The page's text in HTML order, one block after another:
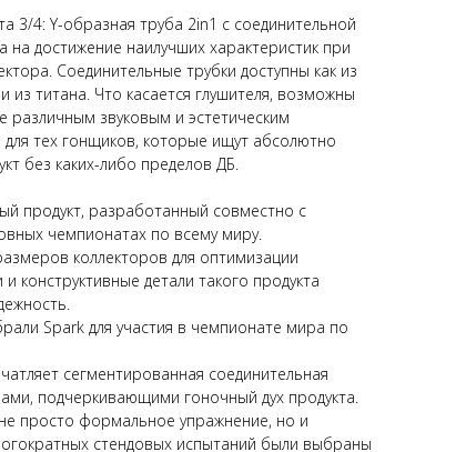
3/4: Y-образная труба 2in1 с соединительной
на достижение наилучших характеристик при
Соединительные трубки доступны как из
из титана. Что касается глушителя, возможны
звуковым и эстетическим
тех гонщиков, которые ищут абсолютно
без каких-либо пределов ДБ.
продукт, разработанный совместно с
чемпионатах по всему миру.
коллекторов для оптимизации
конструктивные детали такого продукта
Spark для участия в чемпионате мира по
сегментированная соединительная
подчеркивающими гоночный дух продукта.
просто формальное упражнение, но и
стендовых испытаний были выбраны